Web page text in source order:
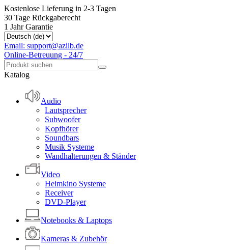
Kostenlose Lieferung in 2-3 Tagen
30 Tage Rückgaberecht
1 Jahr Garantie
Email: support@azilb.de
Online-Betreuung - 24/7
Katalog
Audio
Lautsprecher
Subwoofer
Kopfhörer
Soundbars
Musik Systeme
Wandhalterungen & Ständer
Video
Heimkino Systeme
Receiver
DVD-Player
Notebooks & Laptops
Kameras & Zubehör